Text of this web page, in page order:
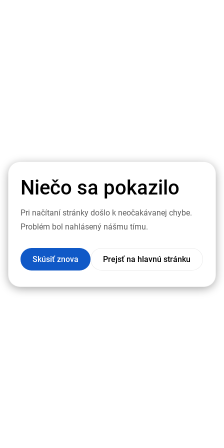
Niečo sa pokazilo
Pri načítaní stránky došlo k neočakávanej chybe.
Problém bol nahlásený nášmu tímu.
Skúsiť znova Prejsť na hlavnú stránku